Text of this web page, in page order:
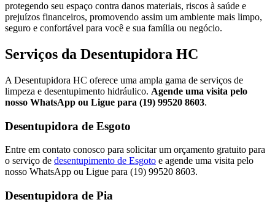
protegendo seu espaço contra danos materiais, riscos à saúde e
prejuízos financeiros, promovendo assim um ambiente mais limpo,
seguro e confortável para você e sua família ou negócio.
Serviços da Desentupidora HC
A Desentupidora HC oferece uma ampla gama de serviços de
limpeza e desentupimento hidráulico. Agende uma visita pelo
nosso WhatsApp ou Ligue para (19) 99520 8603.
Desentupidora de Esgoto
Entre em contato conosco para solicitar um orçamento gratuito para
o serviço de desentupimento de Esgoto e agende uma visita pelo
nosso WhatsApp ou Ligue para (19) 99520 8603.
Desentupidora de Pia